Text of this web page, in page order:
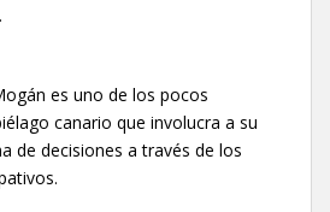
es uno de los pocos
canario que involucra a su
de decisiones a través de los